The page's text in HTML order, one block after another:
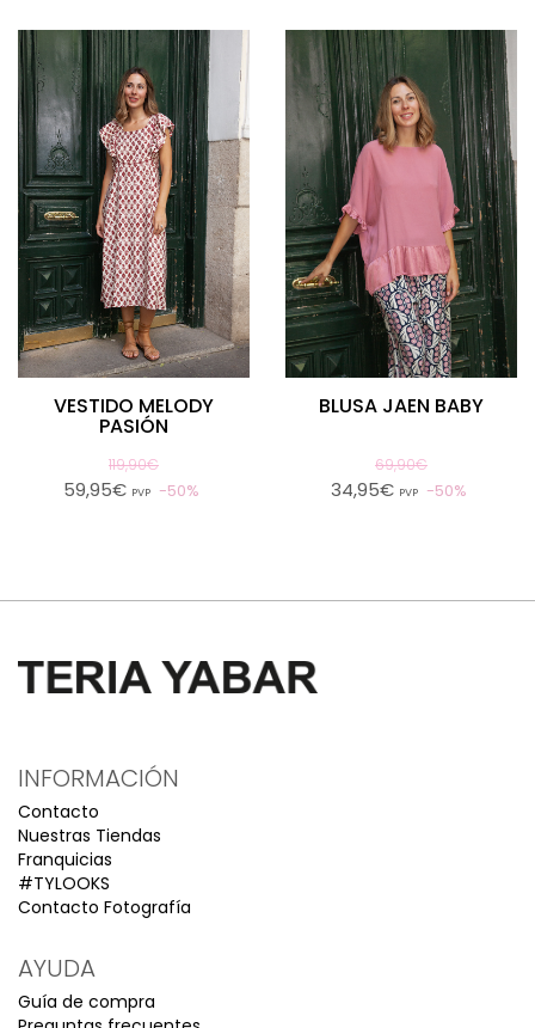
VESTIDO MELODY
PASIÓN
119,90€
59,95€ PVP 50%
BLUSA JAEN BABY
69,90€
34,95€ PVP 50%
INFORMACIÓN
Contacto
Nuestras Tiendas
Franquicias
#TYLOOKS
Contacto Fotografía
AYUDA
Guía de compra